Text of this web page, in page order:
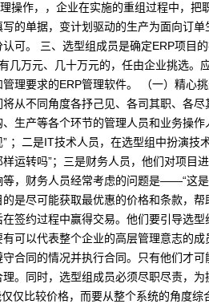
操作，，企业在实施的重组过程中，
的单据，变计划驱动的生产为面向订
可。 三、选型组成员是确定ERP项目
几万元、几十万元的，任由企业挑选。
理要求的ERP管理软件。 （一）精心
从不同角度各抒己见、各司其职、各
生产等各个环节的管理人员和业务操
；二是IT技术人员，在选型组中扮演
运转吗”；三是财务人员，他们对项目
，财务人员经常考虑的问题是——“这
是尽可能获取最优惠的价格和条款，
签约过程中赢得交易。他们要引导选
可以代表整个企业的高层管理意志的
合同的情况并执行合同。只有他们才
。同时，选型组成员必须尽职尽责，为
仅比较价格，而要从整个系统的角度